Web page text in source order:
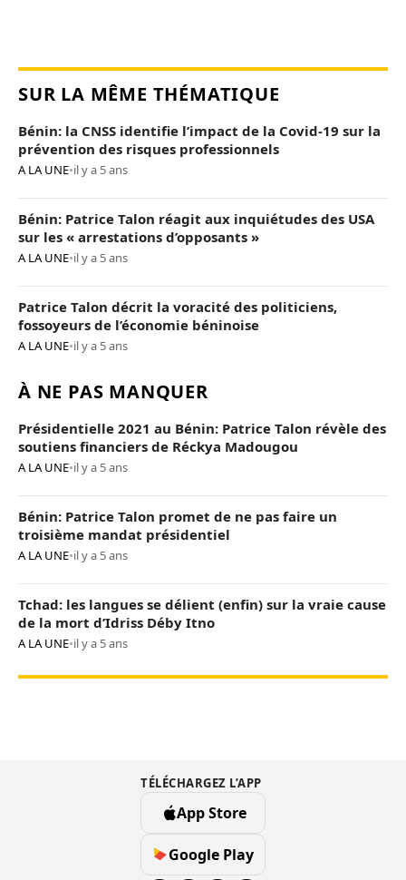
SUR LA MÊME THÉMATIQUE
Bénin: la CNSS identifie l’impact de la Covid-19 sur la
prévention des risques professionnels
A LA UNE•il y a 5 ans
Bénin: Patrice Talon réagit aux inquiétudes des USA
sur les « arrestations d’opposants »
A LA UNE•il y a 5 ans
Patrice Talon décrit la voracité des politiciens,
fossoyeurs de l’économie béninoise
A LA UNE•il y a 5 ans
À NE PAS MANQUER
Présidentielle 2021 au Bénin: Patrice Talon révèle des
soutiens financiers de Réckya Madougou
A LA UNE•il y a 5 ans
Bénin: Patrice Talon promet de ne pas faire un
troisième mandat présidentiel
A LA UNE•il y a 5 ans
Tchad: les langues se délient (enfin) sur la vraie cause
de la mort d’Idriss Déby Itno
A LA UNE•il y a 5 ans
TÉLÉCHARGEZ L’APP
App Store
Google Play